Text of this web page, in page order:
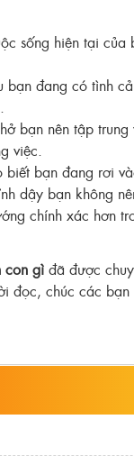
sống hiện tại của
đang có tình
bạn nên tập
việc.
bạn đang rơi
dậy bạn không
chính xác hơn
con gì đã được
đọc, chúc các